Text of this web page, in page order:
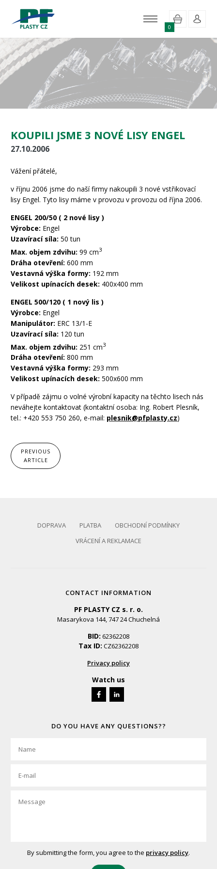
0
KOUPILI JSME 3 NOVÉ LISY ENGEL
27.10.2006
Vážení přátelé,
v říjnu 2006 jsme do naší firmy nakoupili 3 nové vstřikovací
lisy Engel. Tyto lisy máme v provozu v provozu od října 2006.
ENGEL 200/50 ( 2 nové lisy )
Výrobce: Engel
Uzavírací síla: 50 tun
Max. objem zdvihu: 99 cm3
Dráha otevření: 600 mm
Vestavná výška formy: 192 mm
Velikost upínacích desek: 400x400 mm
ENGEL 500/120 ( 1 nový lis )
Výrobce: Engel
Manipulátor: ERC 13/1-E
Uzavírací síla: 120 tun
Max. objem zdvihu: 251 cm3
Dráha otevření: 800 mm
Vestavná výška formy: 293 mm
Velikost upínacích desek: 500x600 mm
V případě zájmu o volné výrobní kapacity na těchto lisech nás
neváhejte kontaktovat (kontaktní osoba: Ing. Robert Plesník,
tel.: +420 553 750 260, e-mail: plesnik@pfplasty.cz)
PREVIOUS
ARTICLE
DOPRAVA PLATBA
OBCHODNÍ PODMÍNKY
VRÁCENÍ A REKLAMACE
CONTACT INFORMATION
PF PLASTY CZ s. r. o.
Masarykova 144, 747 24 Chuchelná
BID: 62362208
Tax ID: CZ62362208
Privacy policy
Watch us
DO YOU HAVE ANY QUESTIONS??
By submitting the form, you agree to the privacy policy.